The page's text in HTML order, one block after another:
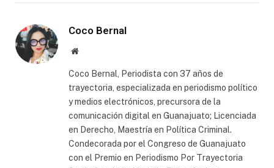
Coco Bernal
Website
Coco Bernal, Periodista con 37 años de
trayectoria, especializada en periodismo político
y medios electrónicos, precursora de la
comunicación digital en Guanajuato; Licenciada
en Derecho, Maestría en Política Criminal.
Condecorada por el Congreso de Guanajuato
con el Premio en Periodismo Por Trayectoria